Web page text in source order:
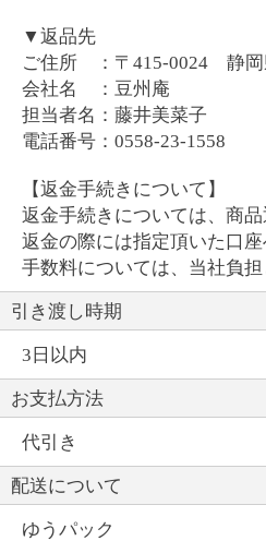
▼返品先
ご住所 ：〒415-0024 静岡
会社名 ：豆州庵
担当者名：藤井美菜子
電話番号：0558-23-1558
【返金手続きについて】
返金手続きについては、商品
返金の際には指定頂いた口座
手数料については、当社負担
引き渡し時期
3日以内
お支払方法
代引き
配送について
ゆうパック